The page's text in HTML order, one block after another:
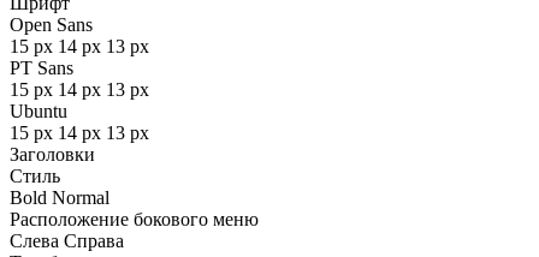
Open Sans
15 px 14 px 13 px
PT Sans
15 px 14 px 13 px
Ubuntu
15 px 14 px 13 px
Заголовки
Стиль
Bold Normal
Расположение бокового меню
Слева Справа